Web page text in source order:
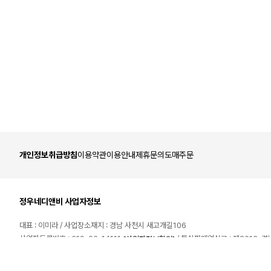
개인정보취급방침이용약관이용안내제휴문의도매주문
정우네디앤비 사업자정보
대표 : 이미라 / 사업장소재지 : 경남 사천시 새고개길106
사업자등록번호 : 619-06-14111 [사업자정보확인] / 통신판매업신고 : 제2013-